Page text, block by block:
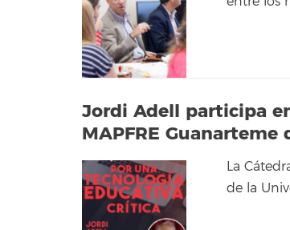
Jordi Adell participa
MAPFRE Guanarteme
La
de la